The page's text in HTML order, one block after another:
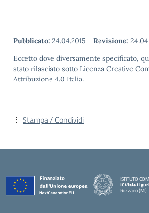
Pubblicato: 24.04.2015 - Revisione:
Eccetto dove diversamente specificato,
stato rilasciato sotto Licenza Creative
Attribuzione 4.0 Italia.
Stampa / Condividi
ISTITUTO
IC Viale
Rozzano (MI)